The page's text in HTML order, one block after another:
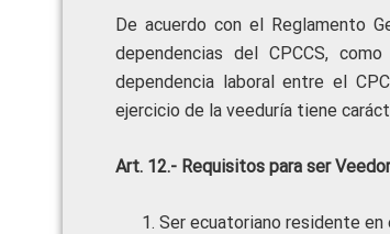
De acuerdo con el Reglamento
dependencias del CPCCS,
dependencia laboral entre el
ejercicio de la veeduría tiene
Art. 12.- Requisitos para ser
Ser ecuatoriano residente en